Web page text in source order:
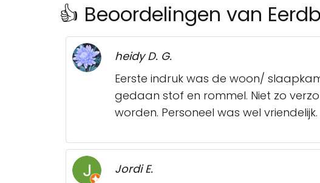
👍 Beoordelingen van
heidy D. G.
Eerste indruk was de woon/
gedaan stof en rommel. Niet zo
worden. Personeel was wel vriendelijk.
Jordi E.